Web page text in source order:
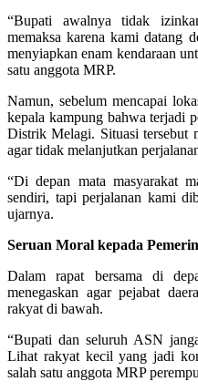
“Bupati awalnya tidak
memaksa karena kami datang
menyiapkan enam kendaraan
satu anggota MRP.
Namun, sebelum mencapai
kepala kampung bahwa terjadi
Distrik Melagi. Situasi tersebut
agar tidak melanjutkan
“Di depan mata masyarakat
sendiri, tapi perjalanan kami
ujarnya.
Seruan Moral kepada
Dalam rapat bersama di
menegaskan agar pejabat
rakyat di bawah.
“Bupati dan seluruh ASN
Lihat rakyat kecil yang jadi
salah satu anggota MRP